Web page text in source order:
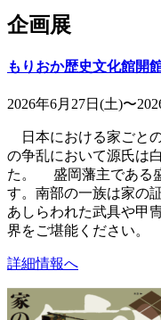
企画展
もりおか歴史文化館開
2026年6月27日(土)〜
日本における家ごと
の争乱において源氏は
た。 盛岡藩主である
す。南部の一族は家の
あしらわれた武具や甲
界をご堪能ください。
詳細情報へ